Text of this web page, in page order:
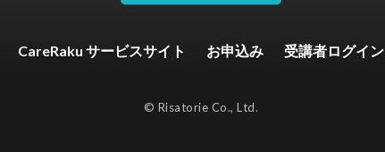
CareRaku サービスサイト お申込み 受講者ログイン
© Risatorie Co., Ltd.